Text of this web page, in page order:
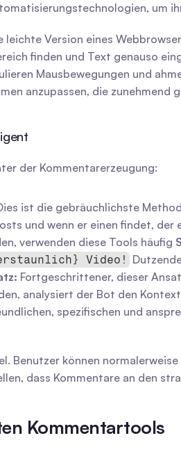
um
Version eines
finden und Text genauso
Mausbewegungen und
anzupassen, die
der Kommentarerzeugung:
ist die gebräuchlichste
und wenn er einen findet,
verwenden diese Tools häufig
Video!
Fortgeschrittener, dieser
analysiert der Bot den
spezifischen und
Benutzer können
dass Kommentare an den
Kommentartools